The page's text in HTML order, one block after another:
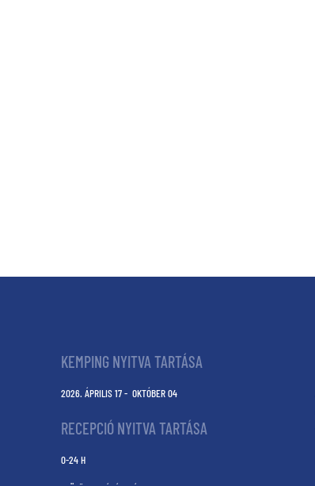
KEMPING NYITVA TARTÁSA
2026. ÁPRILIS 17 - OKTÓBER 04
RECEPCIÓ NYITVA TARTÁSA
0-24 H